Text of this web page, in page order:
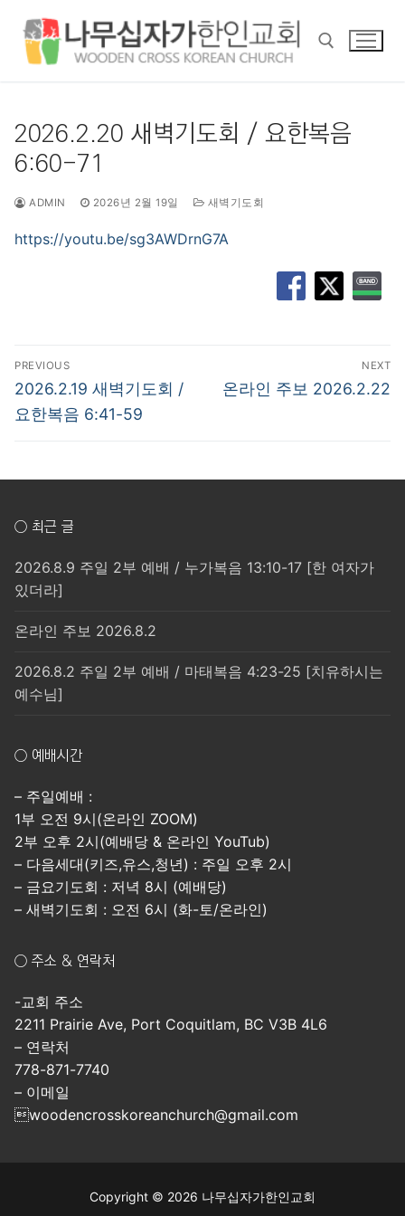
2026.2.20 새벽기도회 / 요한복음
6:60-71
ADMIN 2026년 2월 19일 새벽기도회
https://youtu.be/sg3AWDrnG7A
글
탐
색
PREVIOUS
Previous
post:
2026.2.19 새벽기도회 /
요한복음 6:41-59
NEXT
Next
온라인 주보 2026.2.22
○ 최근 글
2026.8.9 주일 2부 예배 / 누가복음 13:10-17 [한 여자가
있더라]
온라인 주보 2026.8.2
2026.8.2 주일 2부 예배 / 마태복음 4:23-25 [치유하시는
예수님]
○ 예배시간
– 주일예배 :
1부 오전 9시(온라인 ZOOM)
2부 오후 2시(예배당 & 온라인 YouTub)
– 다음세대(키즈,유스,청년) : 주일 오후 2시
– 금요기도회 : 저녁 8시 (예배당)
– 새벽기도회 : 오전 6시 (화-토/온라인)
○ 주소 & 연락처
-교회 주소
2211 Prairie Ave, Port Coquitlam, BC V3B 4L6
– 연락처
778-871-7740
– 이메일
woodencrosskoreanchurch@gmail.com
Copyright © 2026 나무십자가한인교회